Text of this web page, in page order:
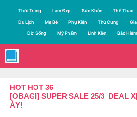
dung
Thời Trang Làm Đẹp Sức Khỏe Thể Thao
Du Lịch Mẹ Bé Phụ Kiện Thú Cưng
Đời Sống Mỹ Phẩm Linh Kiện Bảo Hiểm
HOT HOT 36
[OBAGI] SUPER SALE 25/3 DEAL
ÀY!